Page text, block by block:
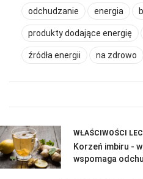
odchudzanie energia
produkty dodające energię
źródła energii na zdrowo
WŁAŚCIWOŚCI
Korzeń imbiru -
wspomaga